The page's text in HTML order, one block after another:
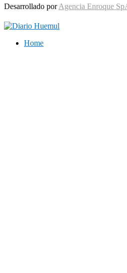
Desarrollado por Agencia Enroque
Home